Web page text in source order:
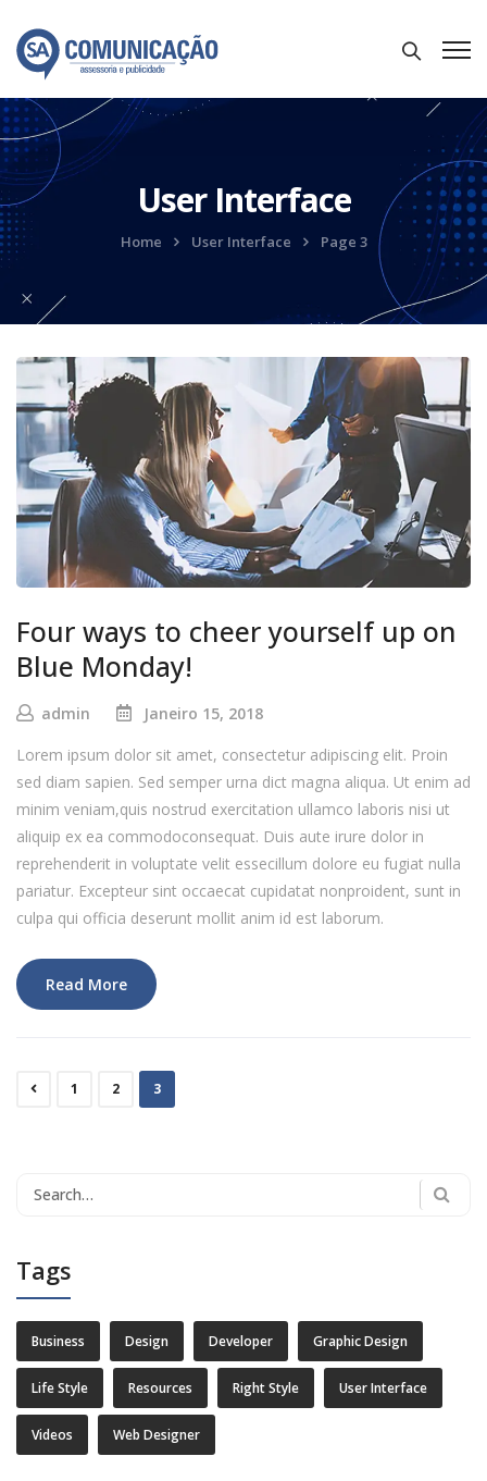
User Interface
Home User Interface Page 3
Four ways to cheer yourself up on
Blue Monday!
admin
Janeiro 15, 2018
Lorem ipsum dolor sit amet, consectetur adipiscing elit. Proin
sed diam sapien. Sed semper urna dict magna aliqua. Ut enim ad
minim veniam,quis nostrud exercitation ullamco laboris nisi ut
aliquip ex ea commodoconsequat. Duis aute irure dolor in
reprehenderit in voluptate velit essecillum dolore eu fugiat nulla
pariatur. Excepteur sint occaecat cupidatat nonproident, sunt in
culpa qui officia deserunt mollit anim id est laborum.
Read More
1 2 3
Search
Tags
Business Design Developer Graphic Design
Life Style Resources Right Style User Interface
Videos Web Designer